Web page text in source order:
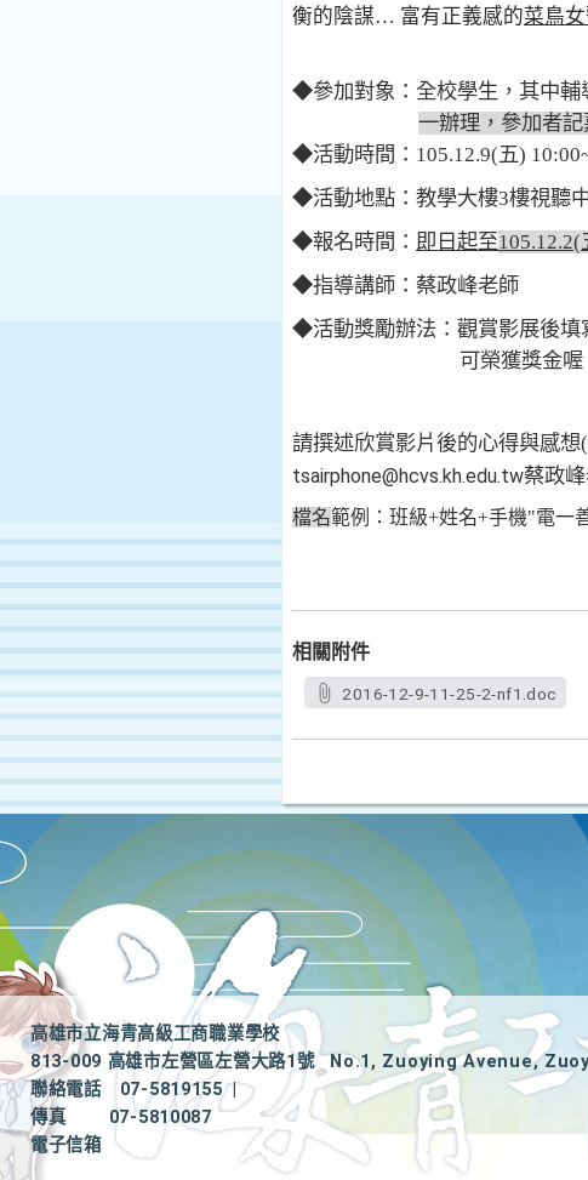
衡的陰謀… 富有正義感的菜鳥
◆參加對象：全校學生，其中輔
一辦理，參加者記
◆活動時間： 105.12.9(五)
◆活動地點：教學大樓3樓視聽
◆報名時間： 即日起至105.12.2(
◆指導講師：蔡政峰老師
◆活動獎勵辦法：觀賞影展後填
可榮獲獎金
請撰述欣賞影片後的心得與感想(
tsairphone@hcvs.kh.edu.tw蔡政
檔名範例：班級+姓名+手機"電一
相關附件
2016-12-9-11-25-2-nf1.doc
高雄市立海青高級工商職業學校
813-009 高雄市左營區左營大路1號
No.1, Zuoying Avenue,
聯絡電話
07-5819155
|
傳真
07-5810087
電子信箱